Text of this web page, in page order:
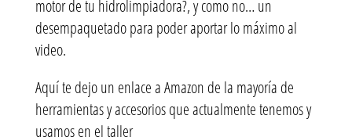
motor de tu hidrolimpiadora?, y como no… un
desempaquetado para poder aportar lo máximo al
video.
Aquí te dejo un enlace a Amazon de la mayoría de
herramientas y accesorios que actualmente tenemos y
usamos en el taller